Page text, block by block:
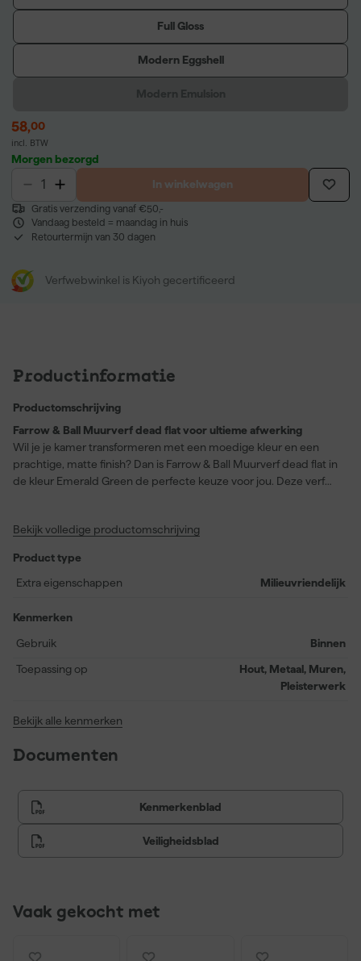
Full Gloss
Modern Eggshell
58,00
incl. BTW
Morgen bezorgd
In winkelwagen
Gratis verzending vanaf €50,-
Vandaag besteld = maandag in huis
Retourtermijn van 30 dagen
Verfwebwinkel is Kiyoh gecertificeerd
Productinformatie
Productomschrijving
Farrow & Ball Muurverf dead flat voor ultieme afwerking
Wil je je kamer transformeren met een moedige kleur en een
prachtige, matte finish? Dan is Farrow & Ball Muurverf dead flat in
de kleur Emerald Green de perfecte keuze voor jou. Deze verf
Bijvoorbeeld samen met Lake Red en Ultra Marine Blue. Wat
gebruiken op muren, hout en radiatoren. Het resultaat? Een
uniforme, stijlvolle look door je hele huis. Met een droogtijd van
genieten van je vernieuwde ruimte. De milieuvriendelijke,
slijtvast. Perfect voor elke kamer waar duurzaamheid en stijl hand
in hand gaan!
Bekijk volledige productomschrijving
Product type
Extra eigenschappen
Milieuvriendelijk
Kenmerken
Gebruik
Binnen
Toepassing op
Hout, Metaal, Muren,
Pleisterwerk
Bekijk alle kenmerken
Documenten
Kenmerkenblad
Veiligheidsblad
Vaak gekocht met